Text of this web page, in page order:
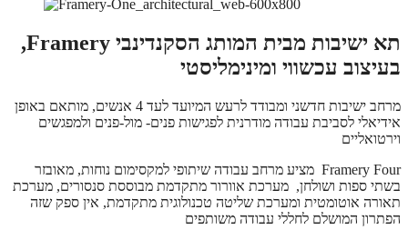
תא ישיבות מבית המותג הסקנדינבי Framery,
בעיצוב עכשווי ומינימליסטי
מרחב ישיבות חדשני ומבודד לרעש המיועד לעד 4 אנשים, מותאם באופן
אידיאלי לסביבת עבודה מודרנית לפגישות פנים- מול-פנים ולמפגשים
וירטואליים
Framery Four מציע מרחב עבודה שיתופי למקסימום נוחות, מאובזר
בשתי ספות ושולחן, מערכת אוורור מתקדמת מבוססת סנסורים, מערכת
תאורה אוטומטית ומערכת שליטה טכנולוגית מתקדמת, אין ספק שזה
הפתרון המושלם לחללי עבודה משותפים